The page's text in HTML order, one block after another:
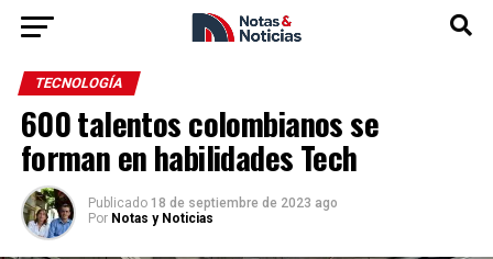
TECNOLOGÍA
600 talentos colombianos se
forman en habilidades Tech
Publicado 18 de septiembre de 2023 ago
Por Notas y Noticias